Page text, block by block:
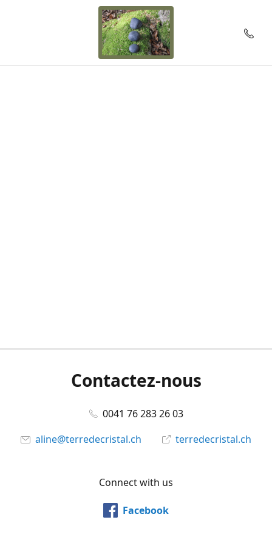
Contactez-nous
0041 76 283 26 03
aline@terredecristal.ch
terredecristal.ch
Connect with us
Facebook